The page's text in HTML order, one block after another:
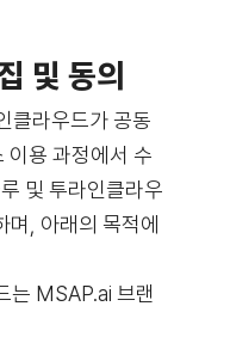
및 동의
클라우드가 공동
이용 과정에서 수
및 투라인클라우
, 아래의 목적에
는 MSAP.ai 브랜